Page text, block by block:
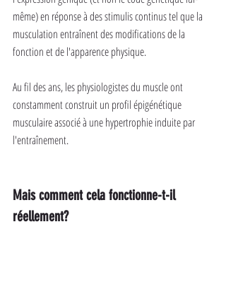
même) en réponse à des stimulis continus tel que la
musculation entraînent des modifications de la
fonction et de l'apparence physique.
Au fil des ans, les physiologistes du muscle ont
constamment construit un profil épigénétique
musculaire associé à une hypertrophie induite par
l'entraînement.
Mais comment cela fonctionne-t-il
réellement?